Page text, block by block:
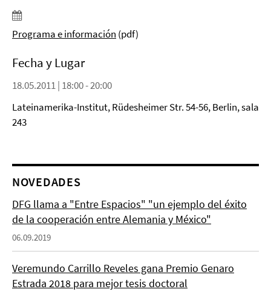
Programa e información (pdf)
Fecha y Lugar
18.05.2011 | 18:00 - 20:00
Lateinamerika-Institut, Rüdesheimer Str. 54-56, Berlin, sala
243
NOVEDADES
DFG llama a "Entre Espacios" "un ejemplo del éxito
de la cooperación entre Alemania y México"
06.09.2019
Veremundo Carrillo Reveles gana Premio Genaro
Estrada 2018 para mejor tesis doctoral